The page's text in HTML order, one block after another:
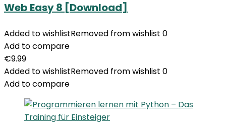
Web Easy 8 [Download]
Added to wishlistRemoved from wishlist 0
Add to compare
€9.99
Added to wishlistRemoved from wishlist 0
Add to compare